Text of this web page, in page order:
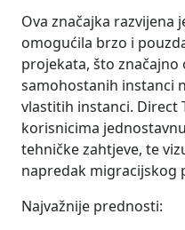
Ova značajka razvijena
omogućila brzo i
projekata, što značajno
samohostanih instanci
vlastitih instanci.
korisnicima
tehničke zahtjeve, te
napredak migracijskog
Najvažnije prednosti: